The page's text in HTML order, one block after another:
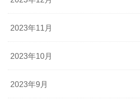
2023年11月
2023年10月
2023年9月